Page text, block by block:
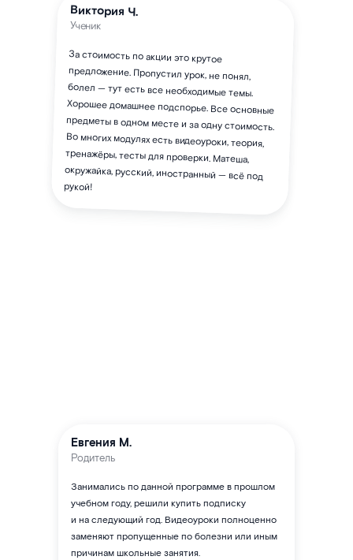
Виктория Ч.
Ученик
За стоимость по акции это крутое
предложение. Пропустил урок, не понял,
болел — тут есть все необходимые темы.
Хорошее домашнее подспорье. Все основные
предметы в одном месте и за одну стоимость.
Во многих модулях есть видеоуроки, теория,
тренажёры, тесты для проверки. Матеша,
окружайка, русский, иностранный — всё под
рукой!
Евгения М.
Родитель
Занимались по данной программе в прошлом
учебном году, решили купить подписку
и на следующий год. Видеоуроки полноценно
заменяют пропущенные по болезни или иным
причинам школьные занятия.